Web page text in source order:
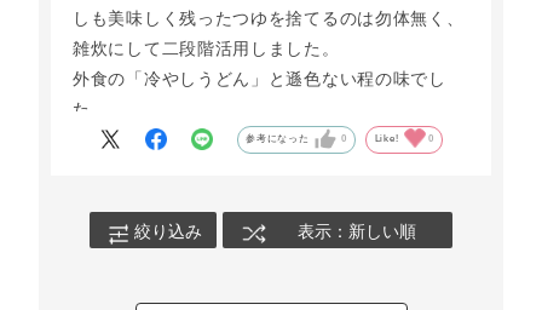
しも美味しく残ったつゆを捨てるのは勿体無く、
雑炊にして二段階活用しました。
外食の「冷やしうどん」と遜色ない程の味でし
た。
リピーターになりそうです。
参考になった 0 Like! 0
絞り込み 表示：新しい順